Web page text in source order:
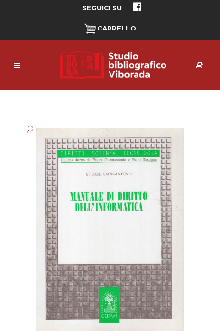
SEGUICI SU
CARRELLO